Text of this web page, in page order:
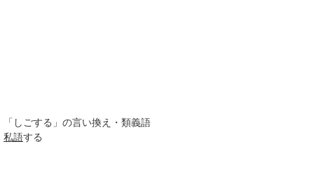
「 しごする 」の言い換え・類義語
私語する